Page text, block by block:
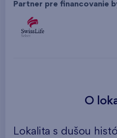
Partner pre financovanie
O
Lokalita s dušou